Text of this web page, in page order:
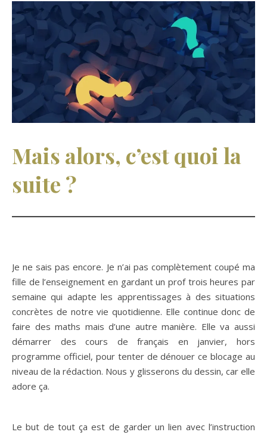
Mais alors, c’est quoi la
suite ?
Je ne sais pas encore. Je n’ai pas complètement coupé ma
fille de l’enseignement en gardant un prof trois heures par
semaine qui adapte les apprentissages à des situations
concrètes de notre vie quotidienne. Elle continue donc de
faire des maths mais d’une autre manière. Elle va aussi
démarrer des cours de français en janvier, hors
programme officiel, pour tenter de dénouer ce blocage au
niveau de la rédaction. Nous y glisserons du dessin, car elle
adore ça.
Le but de tout ça est de garder un lien avec l’instruction